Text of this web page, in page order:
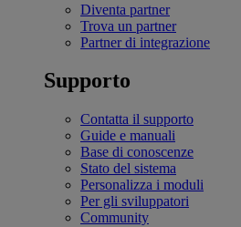
Diventa partner
Trova un partner
Partner di integrazione
Supporto
Contatta il supporto
Guide e manuali
Base di conoscenze
Stato del sistema
Personalizza i moduli
Per gli sviluppatori
Community